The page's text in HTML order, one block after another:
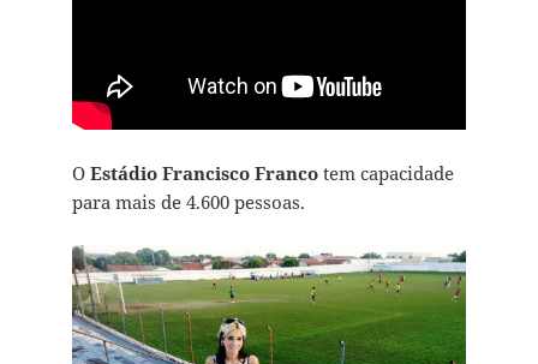
O Estádio Francisco Francotem capacidade
para mais de 4.600 pessoas.